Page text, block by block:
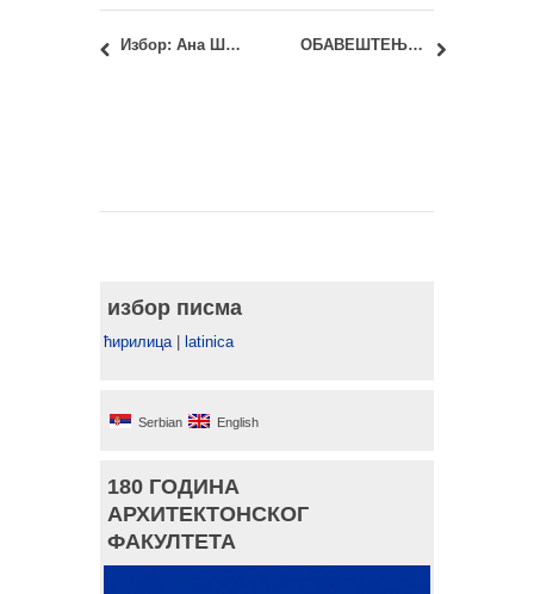
Избор: Ана Шабановић, маст.инж.арх. ОБАВЕШТЕЊЕ О УСЛОВИМА ЗА ДОДЕЉИВАЊЕ НАГРАДА ГРАДА БЕОГРАДА ЗА 2020. ГОДИНУ – НАГРАДА ГРАДА БЕОГРАДА – ДЕСПОТ СТЕФАН ЛАЗАРЕВИЋ
избор писма
ћирилица| latinica
Serbian English
180 ГОДИНА
АРХИТЕКТОНСКОГ
ФАКУЛТЕТА